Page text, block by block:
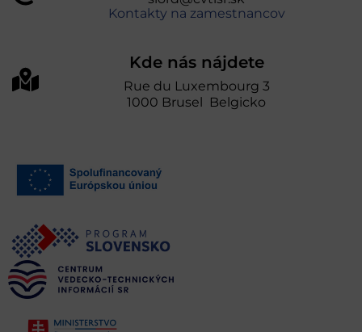
Kontakty na zamestnancov
Kde nás nájdete
Rue du Luxembourg 3
1000 Brusel Belgicko